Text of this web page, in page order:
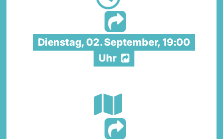
Dienstag, 02. September, 19:00
Uhr